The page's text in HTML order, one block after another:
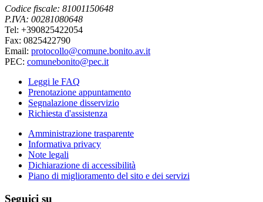
Codice fiscale: 81001150648
P.IVA: 00281080648
Tel: +390825422054
Fax: 0825422790
Email: protocollo@comune.bonito.av.it
PEC: comunebonito@pec.it
Leggi le FAQ
Prenotazione appuntamento
Segnalazione disservizio
Richiesta d'assistenza
Amministrazione trasparente
Informativa privacy
Note legali
Dichiarazione di accessibilità
Piano di miglioramento del sito e dei servizi
Seguici su